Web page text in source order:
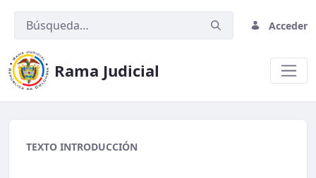
Acceder
Rama Judicial
Chat.png
TEXTO INTRODUCCIÓN